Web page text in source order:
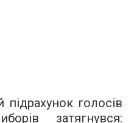
голосів
затягнувся: